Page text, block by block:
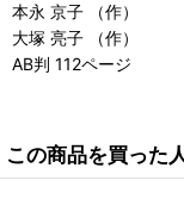
本永 京子 （作）
大塚 亮子 （作）
AB判 112ページ
この商品を買った